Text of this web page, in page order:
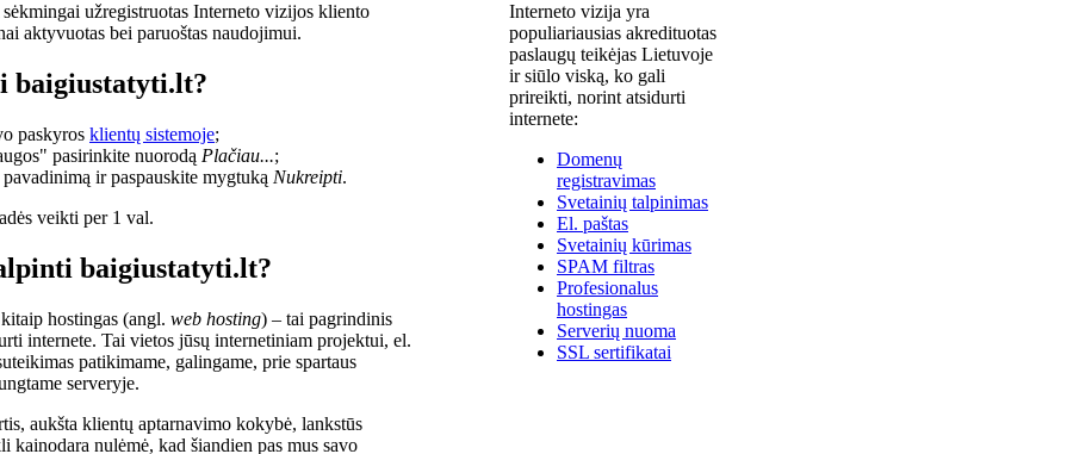
sėkmingai užregistruotas Interneto vizijos kliento
aktyvuotas bei paruoštas naudojimui.
baigiustatyti.lt?
paskyros klientų sistemoje;
pasirinkite nuorodą Plačiau...;
ir paspauskite mygtuką Nukreipti.
veikti per 1 val.
baigiustatyti.lt?
hostingas (angl. web hosting) – tai pagrindinis
internete. Tai vietos jūsų internetiniam projektui, el.
patikimame, galingame, prie spartaus
serveryje.
aukšta klientų aptarnavimo kokybė, lankstūs
kainodara nulėmė, kad šiandien pas mus savo
Interneto vizija yra
populiariausias akredituotas
paslaugų teikėjas Lietuvoje
ir siūlo viską, ko gali
prireikti, norint atsidurti
internete:
Domenų
registravimas
Svetainių talpinimas
El. paštas
Svetainių kūrimas
SPAM filtras
Profesionalus
hostingas
Serverių nuoma
SSL sertifikatai